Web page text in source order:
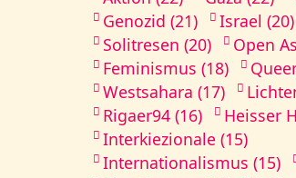
Genozid (21)
Israel (20)
Solitresen (20)
Open
Feminismus (18)
Westsahara (17)
Rigaer94 (16)
Heisser
Interkiezionale (15)
Internationalismus (15)